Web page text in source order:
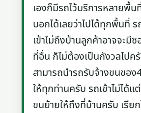
เองก็มีรถไว้บริการหลายพื้น
บอกได้เลยว่าไปได้ทุกพื้นที่
เข้าไม่ถึงบ้านลูกค้าอาจจะมี
ที่อื่น ก็ไม่ต้องเป็นกังวลไปค
สามารถนำรถรับจ้างขนของ
ให้ทุกท่านครับ รถเข้าไม่ได้แต่
ขนย้ายให้ถึงที่บ้านครับ เรียก